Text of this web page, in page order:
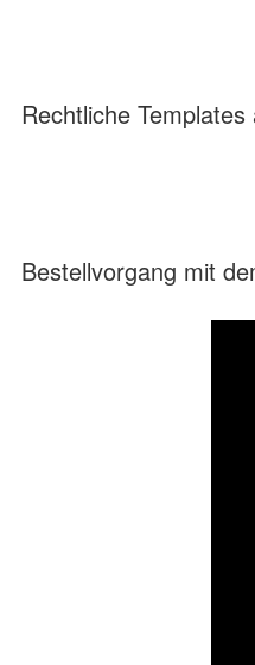
Rechtliche Templates
Bestellvorgang mit